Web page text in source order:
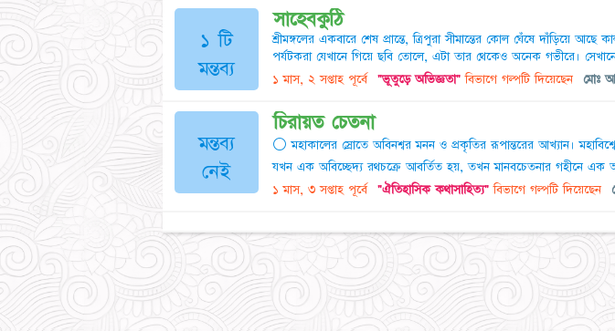
১ টি
মন্তব্য
সাহেবকুঠি
শ্রীমঙ্গলের একবারে শেষ প্রান্তে, ত্রিপুরা সীমান্তের কোল ঘেঁষে দাঁড়িয়ে আছে
পর্যটকরা যেখানে গিয়ে ছবি তোলে, এটা তার থেকেও অনেক গভীরে।
১ মাস, ২ সপ্তাহ পূর্বে "ভূতুড়ে অভিজ্ঞতা"বিভাগে গল্পটি দিয়েছেন মোঃ
মন্তব্য
নেই
​চিরায়ত চেতনা
⚪ মহাকালের স্রোতে অবিনশ্বর মনন ও প্রকৃতির রূপান্তরের আখ্যান।
যখন এক অবিচ্ছেদ্য রথচক্রে আবর্তিত হয়, তখন মানবচেতনার গহীনে এক
১ মাস, ৩ সপ্তাহ পূর্বে "ঐতিহাসিক কথাসাহিত্য"বিভাগে গল্পটি দিয়েছেন